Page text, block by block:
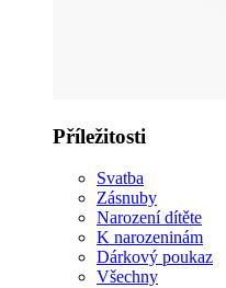
Příležitosti
Svatba
Zásnuby
Narození dítěte
K narozeninám
Dárkový poukaz
Všechny